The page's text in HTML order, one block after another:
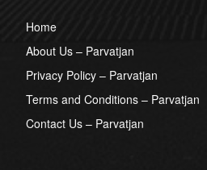
Home
About Us – Parvatjan
Privacy Policy – Parvatjan
Terms and Conditions – Parvatjan
Contact Us – Parvatjan